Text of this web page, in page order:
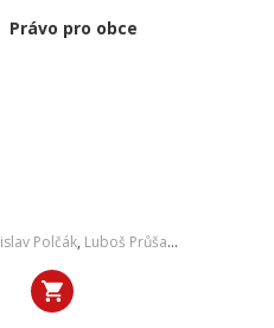
Právo pro obce
Polčák, Luboš Průša,a kol.